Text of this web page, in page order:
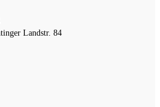
Landstr. 84